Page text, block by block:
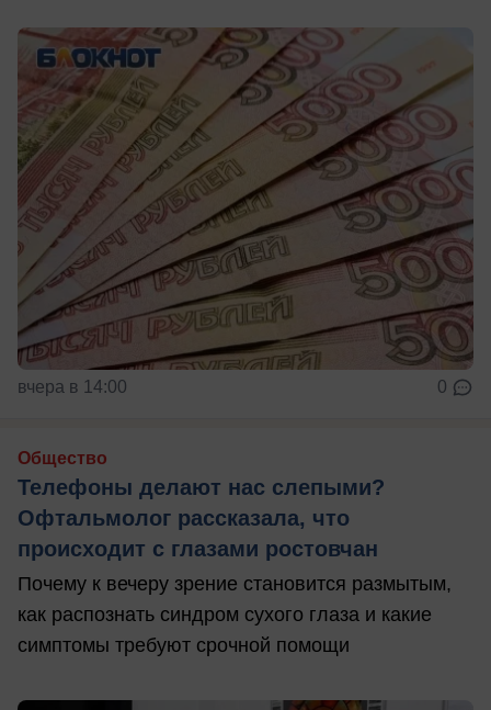
вчера в 14:00 0
Общество
Телефоны делают нас слепыми?
Офтальмолог рассказала, что
происходит с глазами ростовчан
Почему к вечеру зрение становится размытым,
как распознать синдром сухого глаза и какие
симптомы требуют срочной помощи